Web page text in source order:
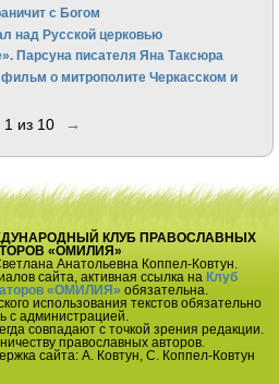
с Богом
над Русской церковью
Парсуна писателя Яна Таксюра
о митрополите Черкасском и
1 из 10 →
КЛУБ ПРАВОСЛАВНЫХ
«ОМИЛИЯ»
Анатольевна Коппел-Ковтун.
сайта, активная ссылка на Клуб
«ОМИЛИЯ» обязательна.
использования текстов обязательно
с администрацией.
совпадают с точкой зрения редакции.
православных авторов.
сайта: А. Ковтун, С. Коппел-Ковтун